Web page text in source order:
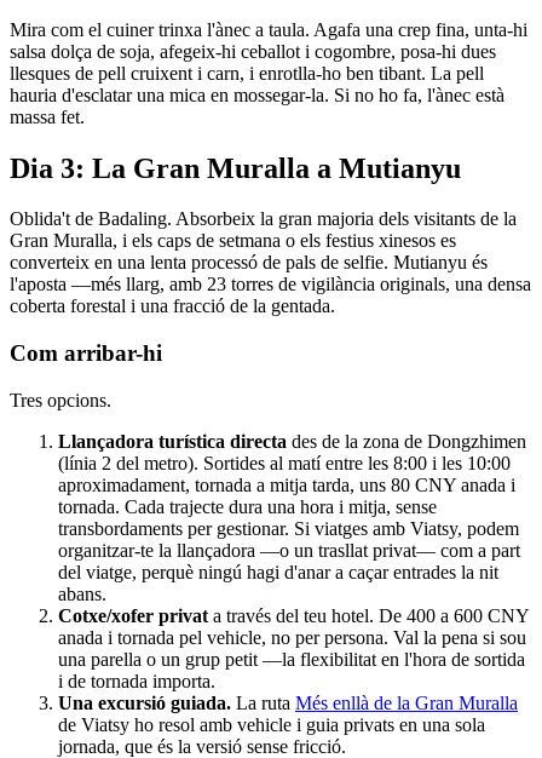
Mira com el cuiner trinxa l'ànec a taula. Agafa una crep fina, unta-hi
salsa dolça de soja, afegeix-hi ceballot i cogombre, posa-hi dues
llesques de pell cruixent i carn, i enrotlla-ho ben tibant. La pell
hauria d'esclatar una mica en mossegar-la. Si no ho fa, l'ànec està
massa fet.
Dia 3: La Gran Muralla a Mutianyu
Oblida't de Badaling. Absorbeix la gran majoria dels visitants de la
Gran Muralla, i els caps de setmana o els festius xinesos es
converteix en una lenta processó de pals de selfie. Mutianyu és
l'aposta —més llarg, amb 23 torres de vigilància originals, una densa
coberta forestal i una fracció de la gentada.
Com arribar-hi
Tres opcions.
Llançadora turística directa des de la zona de Dongzhimen
(línia 2 del metro). Sortides al matí entre les 8:00 i les 10:00
aproximadament, tornada a mitja tarda, uns 80 CNY anada i
tornada. Cada trajecte dura una hora i mitja, sense
transbordaments per gestionar. Si viatges amb Viatsy, podem
organitzar-te la llançadora —o un trasllat privat— com a part
del viatge, perquè ningú hagi d'anar a caçar entrades la nit
abans.
Cotxe/xofer privat a través del teu hotel. De 400 a 600 CNY
anada i tornada pel vehicle, no per persona. Val la pena si sou
una parella o un grup petit —la flexibilitat en l'hora de sortida
i de tornada importa.
Una excursió guiada. La ruta Més enllà de la Gran Muralla
de Viatsy ho resol amb vehicle i guia privats en una sola
jornada, que és la versió sense fricció.